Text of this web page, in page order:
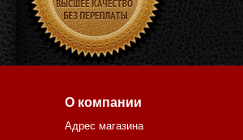
О компании
Адрес магазина